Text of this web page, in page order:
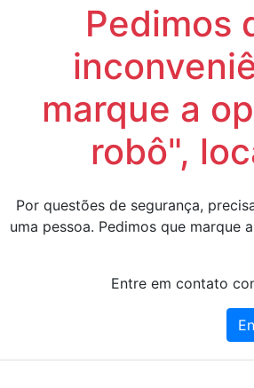
Pedimos
marque a
robô",
Por questões de segurança,
uma pessoa. Pedimos que marque
Entre em contato